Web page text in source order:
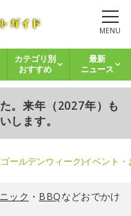
MENU
カテゴリ別
おすすめ
最新
ニュース
。来年（2027年）も
します。
ールデンウィーク)イベント
ック ・ BBQなどおでかけ